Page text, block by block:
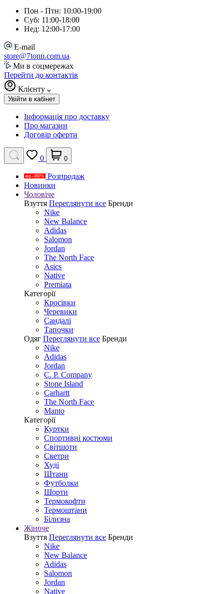
Пон - Птн: 10:00-19:00
Суб: 11:00-18:00
Нед: 12:00-17:00
E-mail
store@7tonn.com.ua
Ми в соцмережах
Перейти до контактів
Клієнту
Увійти в кабінет
Інформація про доставку
Про магазин
Договір оферти
0 0
Розпродаж
Новинки
Чоловіче
Взуття Переглянути все Бренди
Nike
New Balance
Adidas
Salomon
Jordan
The North Face
Asics
Native
Premiata
Категорії
Кросівки
Черевики
Сандалі
Tапочки
Одяг Переглянути все Бренди
Nike
Adidas
Jordan
C. P. Company
Stone Island
Carhartt
The North Face
Manto
Категорії
Куртки
Спортивні костюми
Світшоти
Светри
Худі
Штани
Футболки
Шорти
Термокофти
Термоштани
Білизна
Жіноче
Взуття Переглянути все Бренди
Nike
New Balance
Adidas
Salomon
Jordan
Native